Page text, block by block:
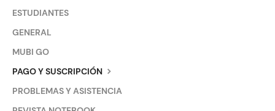
ESTUDIANTES
GENERAL
MUBI GO
PAGO Y SUSCRIPCIÓN
PROBLEMAS Y ASISTENCIA